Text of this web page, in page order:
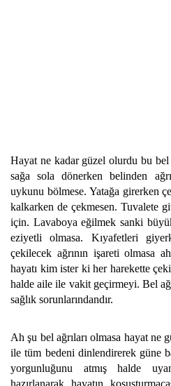
Hayat ne kadar güzel olurdu bu bel
sağa sola dönerken belinden
uykunu bölmese. Yatağa girerken
kalkarken de çekmesen. Tuvalete
için. Lavaboya eğilmek sanki
eziyetli olmasa. Kıyafetleri
çekilecek ağrının işareti olmasa
hayatı kim ister ki her harekette
halde aile ile vakit geçirmeyi. Bel
sağlık sorunlarındandır.
Ah şu bel ağrıları olmasa hayat
ile tüm bedeni dinlendirerek güne
yorgunluğunu atmış halde
hazırlanarak hayatın